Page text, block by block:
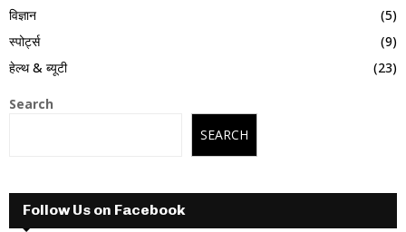
विज्ञान
(5)
स्पोर्ट्स
(9)
हेल्थ & ब्यूटी
(23)
Search
SEARCH
Follow Us on Facebook